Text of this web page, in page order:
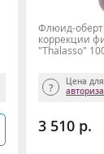
Флюид-
коррекции
"Thalasso"
Цена
3 510 р.